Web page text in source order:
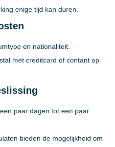
enige tijd kan duren.
en nationaliteit.
met creditcard of contant op
paar dagen tot een paar
bieden de mogelijkheid om